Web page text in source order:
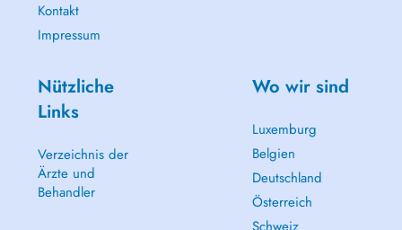
Kontakt
Impressum
Nützliche
Links
Verzeichnis der
Ärzte und
Behandler
Wo wir sind
Luxemburg
Belgien
Deutschland
Österreich